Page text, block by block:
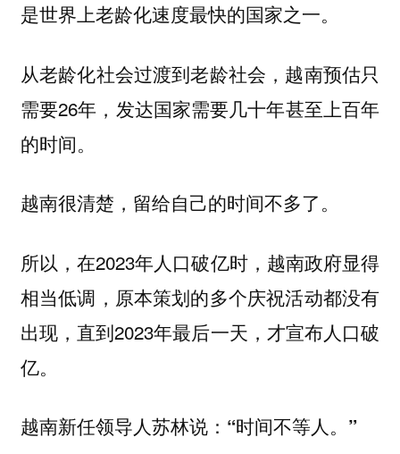
是世界上老龄化速度最快的国家之一。
从老龄化社会过渡到老龄社会，越南预估只
需要26年，发达国家需要几十年甚至上百年
的时间。
越南很清楚，留给自己的时间不多了。
所以，在2023年人口破亿时，越南政府显得
相当低调，原本策划的多个庆祝活动都没有
出现，直到2023年最后一天，才宣布人口破
亿。
越南新任领导人苏林说：“时间不等人。”